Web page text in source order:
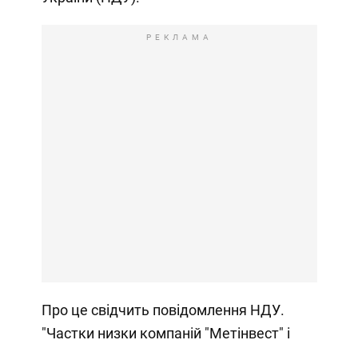
РЕКЛАМА
Про це свідчить повідомлення НДУ.
"Частки низки компаній "Метінвест" і